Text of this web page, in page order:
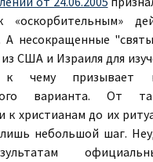
«оскорбительным»
А несокращенные
США и Израиля для
к чему призывает
варианта. От
к христианам до их
лишь небольшой шаг.